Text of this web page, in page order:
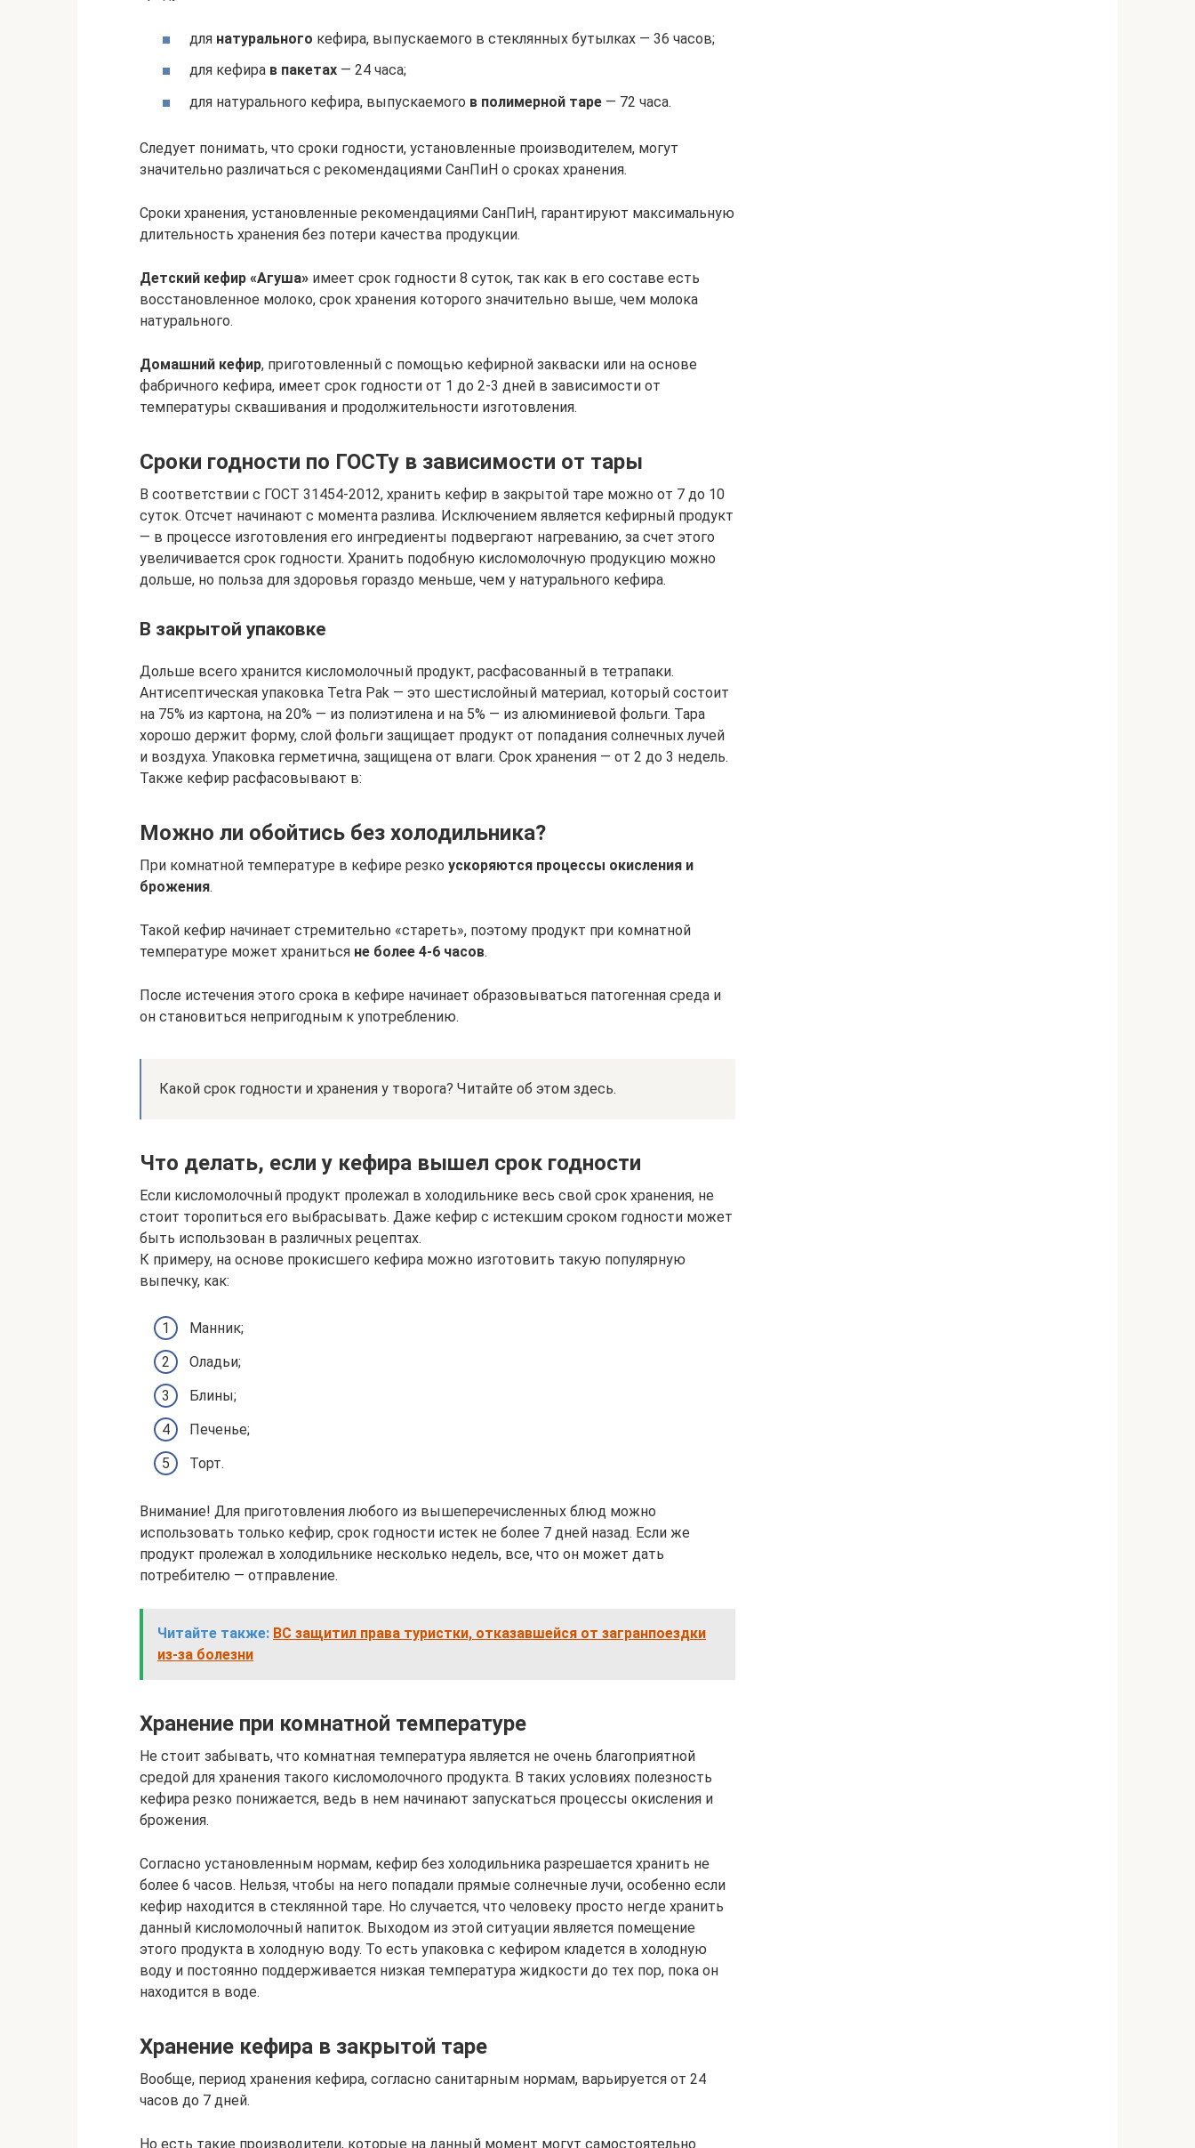
для натурального кефира, выпускаемого в стеклянных бутылках — 36 часов;
для кефира в пакетах — 24 часа;
для натурального кефира, выпускаемого в полимерной таре — 72 часа.
Следует понимать, что сроки годности, установленные производителем, могут
значительно различаться с рекомендациями СанПиН о сроках хранения.
Сроки хранения, установленные рекомендациями СанПиН, гарантируют максимальную
длительность хранения без потери качества продукции.
Детский кефир «Агуша» имеет срок годности 8 суток, так как в его составе есть
восстановленное молоко, срок хранения которого значительно выше, чем молока
натурального.
Домашний кефир, приготовленный с помощью кефирной закваски или на основе
фабричного кефира, имеет срок годности от 1 до 2-3 дней в зависимости от
температуры сквашивания и продолжительности изготовления.
Сроки годности по ГОСТу в зависимости от тары
В соответствии с ГОСТ 31454-2012, хранить кефир в закрытой таре можно от 7 до 10
суток. Отсчет начинают с момента разлива. Исключением является кефирный продукт
— в процессе изготовления его ингредиенты подвергают нагреванию, за счет этого
увеличивается срок годности. Хранить подобную кисломолочную продукцию можно
дольше, но польза для здоровья гораздо меньше, чем у натурального кефира.
В закрытой упаковке
Дольше всего хранится кисломолочный продукт, расфасованный в тетрапаки.
Антисептическая упаковка Tetra Pak — это шестислойный материал, который состоит
на 75% из картона, на 20% — из полиэтилена и на 5% — из алюминиевой фольги. Тара
хорошо держит форму, слой фольги защищает продукт от попадания солнечных лучей
и воздуха. Упаковка герметична, защищена от влаги. Срок хранения — от 2 до 3 недель.
Также кефир расфасовывают в:
Можно ли обойтись без холодильника?
При комнатной температуре в кефире резко ускоряются процессы окисления и
брожения.
Такой кефир начинает стремительно «стареть», поэтому продукт при комнатной
температуре может храниться не более 4-6 часов.
После истечения этого срока в кефире начинает образовываться патогенная среда и
он становиться непригодным к употреблению.
Какой срок годности и хранения у творога? Читайте об этом здесь.
Что делать, если у кефира вышел срок годности
Если кисломолочный продукт пролежал в холодильнике весь свой срок хранения, не
стоит торопиться его выбрасывать. Даже кефир с истекшим сроком годности может
быть использован в различных рецептах.
К примеру, на основе прокисшего кефира можно изготовить такую популярную
выпечку, как:
Манник;
Оладьи;
Блины;
Печенье;
Торт.
Внимание! Для приготовления любого из вышеперечисленных блюд можно
использовать только кефир, срок годности истек не более 7 дней назад. Если же
продукт пролежал в холодильнике несколько недель, все, что он может дать
потребителю — отправление.
Читайте также: ВС защитил права туристки, отказавшейся от загранпоездки
из-за болезни
Хранение при комнатной температуре
Не стоит забывать, что комнатная температура является не очень благоприятной
средой для хранения такого кисломолочного продукта. В таких условиях полезность
кефира резко понижается, ведь в нем начинают запускаться процессы окисления и
брожения.
Согласно установленным нормам, кефир без холодильника разрешается хранить не
более 6 часов. Нельзя, чтобы на него попадали прямые солнечные лучи, особенно если
кефир находится в стеклянной таре. Но случается, что человеку просто негде хранить
данный кисломолочный напиток. Выходом из этой ситуации является помещение
этого продукта в холодную воду. То есть упаковка с кефиром кладется в холодную
воду и постоянно поддерживается низкая температура жидкости до тех пор, пока он
находится в воде.
Хранение кефира в закрытой таре
Вообще, период хранения кефира, согласно санитарным нормам, варьируется от 24
часов до 7 дней.
Но есть такие производители, которые на данный момент могут самостоятельно